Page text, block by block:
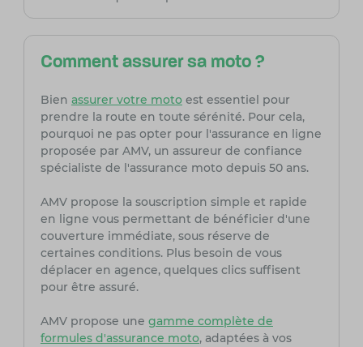
Comment assurer sa moto ?
Bien assurer votre motoest essentiel pour
prendre la route en toute sérénité. Pour cela,
pourquoi ne pas opter pour l'assurance en ligne
proposée par AMV, un assureur de confiance
spécialiste de l'assurance moto depuis 50 ans.
AMV propose la souscription simple et rapide
en ligne vous permettant de bénéficier d'une
couverture immédiate, sous réserve de
certaines conditions. Plus besoin de vous
déplacer en agence, quelques clics suffisent
pour être assuré.
AMV propose une gamme complète de
formules d'assurance moto, adaptées à vos